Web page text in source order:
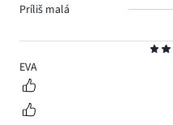
5
EVA
Príliš malá